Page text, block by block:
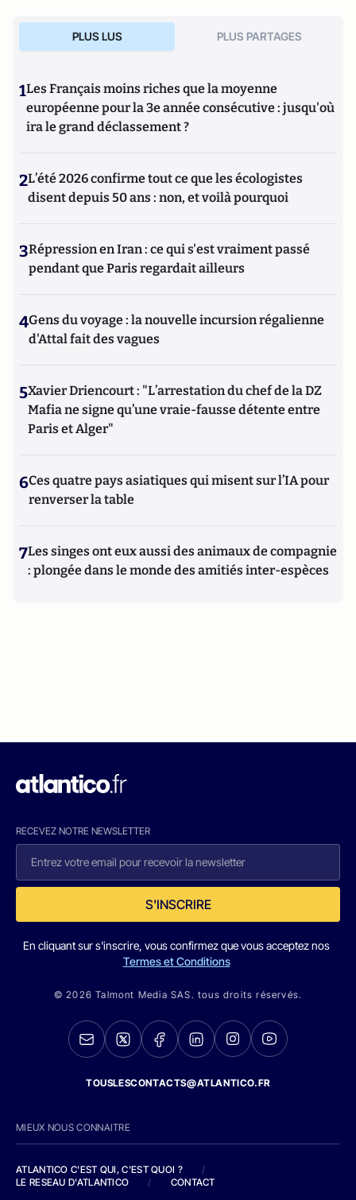
PLUS LUS PLUS PARTAGES
1Les Français moins riches que la moyenne
européenne pour la 3e année consécutive : jusqu'où
ira le grand déclassement ?
2L’été 2026 confirme tout ce que les écologistes
disent depuis 50 ans : non, et voilà pourquoi
3Répression en Iran : ce qui s'est vraiment passé
pendant que Paris regardait ailleurs
4Gens du voyage : la nouvelle incursion régalienne
d'Attal fait des vagues
5Xavier Driencourt : "L’arrestation du chef de la DZ
Mafia ne signe qu’une vraie-fausse détente entre
Paris et Alger"
6Ces quatre pays asiatiques qui misent sur l’IA pour
renverser la table
7Les singes ont eux aussi des animaux de compagnie
: plongée dans le monde des amitiés inter-espèces
RECEVEZ NOTRE NEWSLETTER
S'INSCRIRE
En cliquant sur s'inscrire, vous confirmez que vous acceptez nos
Termes et Conditions
© 2026 Talmont Media SAS. tous droits réservés.
TOUSLESCONTACTS@ATLANTICO.FR
MIEUX NOUS CONNAITRE
ATLANTICO C'EST QUI, C'EST QUOI ?
/
LE RESEAU D'ATLANTICO
/ CONTACT